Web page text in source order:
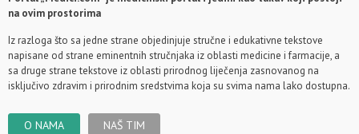
na ovim prostorima
Iz razloga što sa jedne strane objedinjuje stručne i edukativne tekstove
napisane od strane eminentnih stručnjaka iz oblasti medicine i farmacije, a
sa druge strane tekstove iz oblasti prirodnog liječenja zasnovanog na
isključivo zdravim i prirodnim sredstvima koja su svima nama lako dostupna.
O NAMA NAŠ TIM